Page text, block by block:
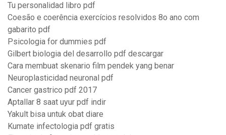
Tu personalidad libro pdf
Coesão e coerência exercícios resolvidos 8o ano com
gabarito pdf
Psicologia for dummies pdf
Gilbert biologia del desarrollo pdf descargar
Cara membuat skenario film pendek yang benar
Neuroplasticidad neuronal pdf
Cancer gastrico pdf 2017
Aptallar 8 saat uyur pdf indir
Yakult bisa untuk obat diare
Kumate infectologia pdf gratis